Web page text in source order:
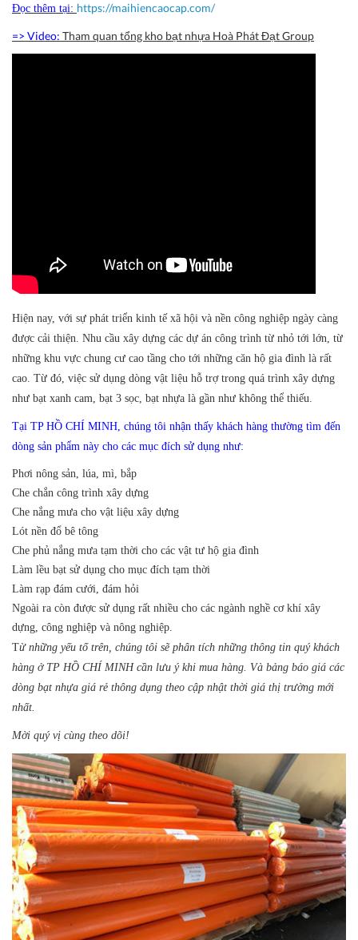
Đọc thêm tại: https://maihiencaocap.com/
=> Video: Tham quan tổng kho bạt nhựa Hoà Phát Đạt Group
Hiện nay, với sự phát triển kinh tế xã hội và nền công nghiệp ngày càng
được cải thiện. Nhu cầu xây dựng các dự án công trình từ nhỏ tới lớn, từ
những khu vực chung cư cao tầng cho tới những căn hộ gia đình là rất
cao. Từ đó, việc sử dụng dòng vật liệu hỗ trợ trong quá trình xây dựng
như bạt xanh cam, bạt 3 sọc, bạt nhựa là gần như không thể thiếu.
Tại TP HỒ CHÍ MINH, chúng tôi nhận thấy khách hàng thường tìm đến
dòng sản phẩm này cho các mục đích sử dụng như:
Phơi nông sản, lúa, mì, bắp
Che chắn công trình xây dựng
Che nắng mưa cho vật liệu xây dựng
Lót nền đổ bê tông
Che phủ nắng mưa tạm thời cho các vật tư hộ gia đình
Làm lều bạt sử dụng cho mục đích tạm thời
Làm rạp đám cưới, đám hỏi
Ngoài ra còn được sử dụng rất nhiều cho các ngành nghề cơ khí xây
dựng, công nghiệp và nông nghiệp.
Từ những yếu tố trên, chúng tôi sẽ phân tích những thông tin quý khách
hàng ở TP HỒ CHÍ MINH cần lưu ý khi mua hàng. Và bảng báo giá các
dòng bạt nhựa giá rẻ thông dụng theo cập nhật thời giá thị trường mới
nhất.
Mời quý vị cùng theo dõi!